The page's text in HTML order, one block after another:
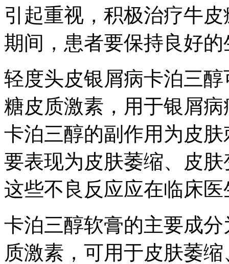
引起重视，积极治疗牛
期间，患者要保持良好
轻度头皮银屑病卡泊三
糖皮质激素，用于银屑
卡泊三醇的副作用为皮
要表现为皮肤萎缩、皮
这些不良反应应在临床
卡泊三醇软膏的主要成
质激素，可用于皮肤萎